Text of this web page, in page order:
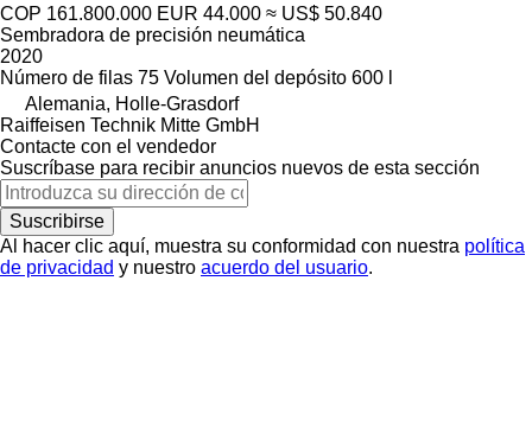
COP 161.800.000 EUR 44.000 ≈ US$ 50.840
Sembradora de precisión neumática
2020
Número de filas 75 Volumen del depósito 600 l
Alemania, Holle-Grasdorf
Raiffeisen Technik Mitte GmbH
Contacte con el vendedor
Suscríbase para recibir anuncios nuevos de esta sección
Suscribirse
Al hacer clic aquí, muestra su conformidad con nuestra política
de privacidad y nuestro acuerdo del usuario.